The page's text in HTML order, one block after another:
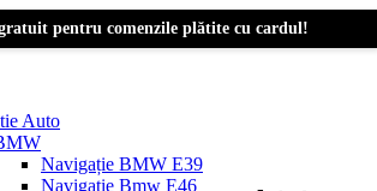
pentru comenzile plătite cu cardul!
Auto
Navigație BMW E39
Navigatie Bmw E46